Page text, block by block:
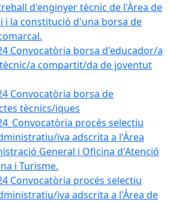
d'enginyer tècnic de l'Àrea de
i la constitució d'una borsa de
Convocatòria borsa d'educador/a
a compartit/da de joventut
Convocatòria borsa de
tècnics/iques
procés selectiu
iva adscrita a l'Àrea
General i Oficina d'Atenció
i Turisme.
Convocatòria procés selectiu
iva adscrita a l'Àrea de